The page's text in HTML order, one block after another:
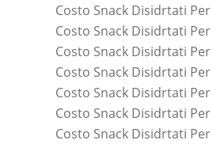
Costo Snack Disidrtati
Costo Snack Disidrtati
Costo Snack Disidrtati
Costo Snack Disidrtati Per
Costo Snack Disidrtati
Costo Snack Disidrtati
Costo Snack Disidrtati